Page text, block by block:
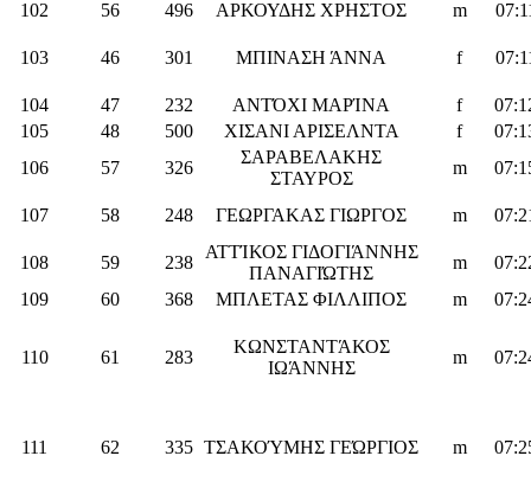
102 56 496 ΑΡΚΟΥΔΗΣ ΧΡΗΣΤΟΣ m
103 46 301 ΜΠΙΝΑΣΗ ΆΝΝΑ f
104 47 232 ΑΝΤΌΧΙ ΜΑΡΊΝΑ f
105
48 500 ΧΙΣΑΝΙ ΑΡΙΣΕΛΝΤΑ f
106
57 326
ΣΑΡΑΒΕΛΑΚΗΣ
ΣΤΑΥΡΟΣ
m
107 58 248 ΓΕΩΡΓΑΚΑΣ ΓΙΩΡΓΟΣ m
108 59 238
ΑΤΤΊΚΟΣ ΓΙΔΟΓΙΆΝΝΗΣ
ΠΑΝΑΓΙΏΤΗΣ
m
109
60 368 ΜΠΛΕΤΑΣ ΦΙΛΛΙΠΟΣ m
110 61 283
ΚΩΝΣΤΑΝΤΆΚΟΣ
ΙΩΆΝΝΗΣ
m
111 62 335 ΤΣΑΚΟΎΜΗΣ ΓΕΏΡΓΙΟΣ m